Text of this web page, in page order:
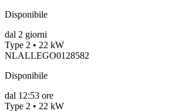
Disponibile
dal 2 giorni
Type 2 • 22 kW
NLALLEGO0128582
Disponibile
dal 12:53 ore
Type 2 • 22 kW